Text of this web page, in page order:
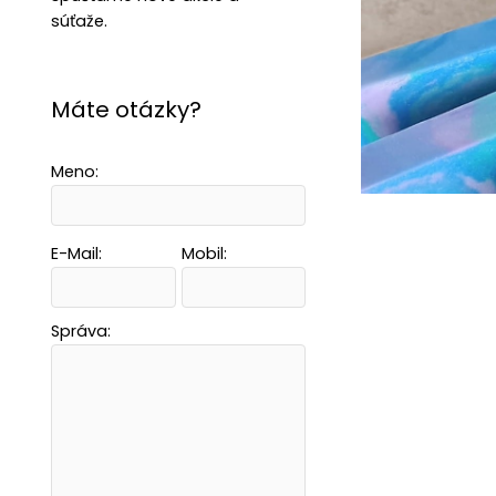
súťaže.
Máte otázky?
Meno:
E-Mail: Mobil:
Správa: